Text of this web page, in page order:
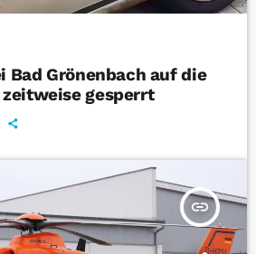
Bad Grönenbach auf die
gesperrt
insert_link